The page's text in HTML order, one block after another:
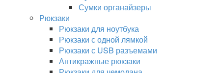
Сумки органайзеры
Рюкзаки
Рюкзаки для ноутбука
Рюкзаки с одной лямкой
Рюкзаки с USB разъемами
Антикражные рюкзаки